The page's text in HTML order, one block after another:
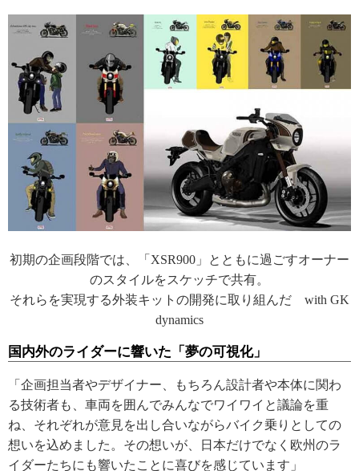
初期の企画段階では、「XSR900」とともに過ごすオーナー
のスタイルをスケッチで共有。
それらを実現する外装キットの開発に取り組んだ with GK
dynamics
国内外のライダーに響いた「夢の可視化」
「企画担当者やデザイナー、もちろん設計者や本体に関わ
る技術者も、車両を囲んでみんなでワイワイと議論を重
ね、それぞれが意見を出し合いながらバイク乗りとしての
想いを込めました。その想いが、日本だけでなく欧州のラ
イダーたちにも響いたことに喜びを感じています」